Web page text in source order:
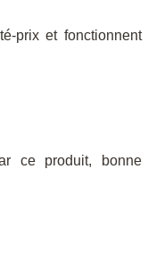
prix et fonctionnent
ce produit, bonne